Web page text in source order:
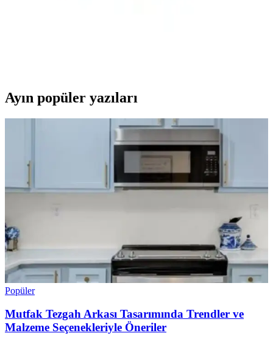
Ayın popüler yazıları
Popüler
Mutfak Tezgah Arkası Tasarımında Trendler ve
Malzeme Seçenekleriyle Öneriler